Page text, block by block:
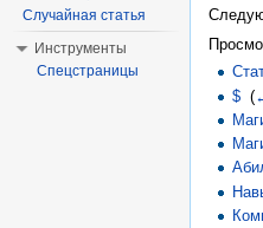
$ ‎(
Случайная статья
Инструменты
Спецстраницы